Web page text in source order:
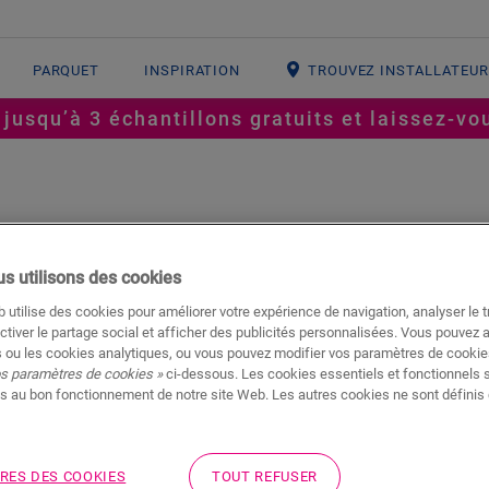
PARQUET INSPIRATION TROUVEZ INSTALLATEUR
jusqu’à 3 échantillons gratuits et laissez-
de rencontre entre l’élégance et l’imperméabilité. Améliorez
larges de Cala qui allient un style époustouflant et une
utilisons des cookies
utilise des cookies pour améliorer votre expérience de navigation, analyser le
le partage social et afficher des publicités personnalisées. Vous pouvez
ou les cookies analytiques, ou vous pouvez modifier vos paramètres de
paramètres de cookies »ci-dessous. Les cookies essentiels et fonctionnels
au bon fonctionnement de notre site Web. Les autres cookies ne sont définis
DES COOKIES TOUT REFUSER